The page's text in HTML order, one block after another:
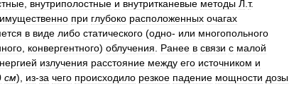
внутриполостные и внутритканевые методы Л т.
при глубоко расположенных очагах
в виде либо статического (одно- или многопольного
конвергентного) облучения Ранее в связи с малой
излучения расстояние между его источником и
см), из-за чего происходило резкое падение мощности дозы